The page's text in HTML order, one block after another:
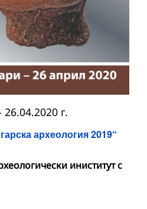
археология 2019“
26.04.2020 г.
иниститут с